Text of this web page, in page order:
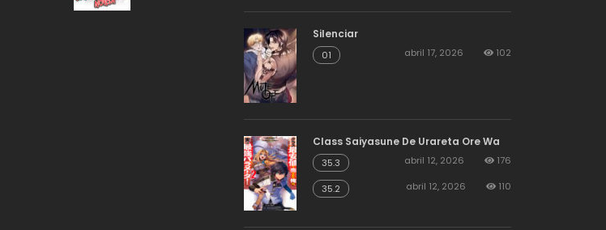
Silenciar
01 abril 17, 2026 102
Class Saiyasune De Urareta Ore Wa
35.3 abril 12, 2026 176
35.2 abril 12, 2026 110